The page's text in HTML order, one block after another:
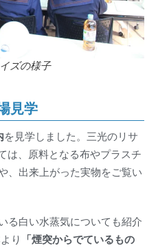
ズの様子
見学
を見学しました。三光のリサ
は、原料となる布やプラスチ
、出来上がった実物をご覧い
る白い水蒸気についても紹介
り
「煙突からでているもの